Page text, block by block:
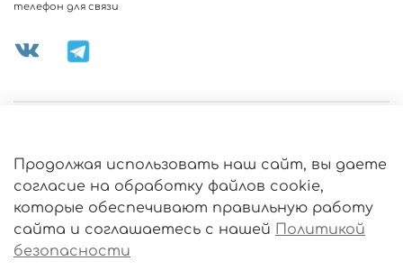
ИНФОРМАЦИЯ
О МАГАЗИНЕ
телефон для связи
Продолжая использовать наш сайт, вы даете
согласие на обработку файлов cookie,
которые обеспечивают правильную работу
сайта и соглашаетесь с нашей Политикой
безопасности
Политика
обработки